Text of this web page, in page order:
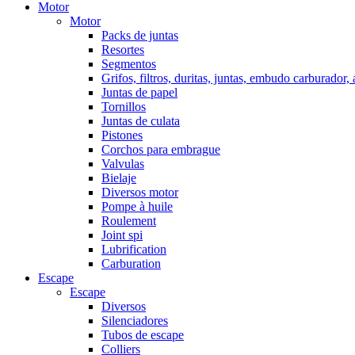
Motor
Motor
Packs de juntas
Resortes
Segmentos
Grifos, filtros, duritas, juntas, embudo carburador,
Juntas de papel
Tornillos
Juntas de culata
Pistones
Corchos para embrague
Valvulas
Bielaje
Diversos motor
Pompe à huile
Roulement
Joint spi
Lubrification
Carburation
Escape
Escape
Diversos
Silenciadores
Tubos de escape
Colliers